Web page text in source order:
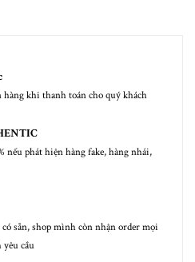
khi thanh toán cho quý khách
nếu phát hiện hàng fake, hàng nhái,
sẵn, shop mình còn nhận order mọi
yêu cầu